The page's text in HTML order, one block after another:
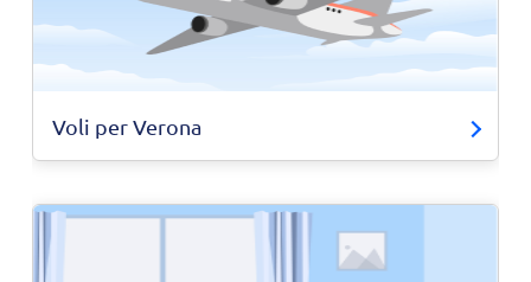
Voli per Verona